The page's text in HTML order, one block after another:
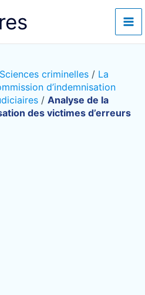
criminelles / La
d’indemnisation
/ Analyse de la
des victimes d’erreurs